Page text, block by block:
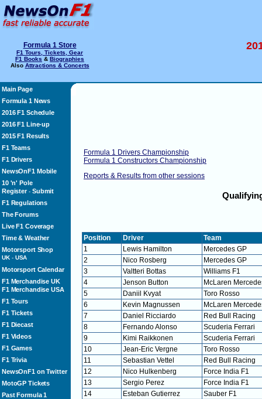
Formula 1 Store
F1 Tours, Tickets, Gear
F1 Books & Biographies
Also Attractions & Concerts
Main Page
Formula 1 News
2016 F1 Schedule
2016 F1 Line-up
2015 F1 Results
F1 Teams
F1 Drivers
NewsOnF1 Mobile
10 'n' Pole
Register- Submit
F1 Regulations
The Forums
Live F1 Coverage
Time & Weather
Motorsport Shop
UK- USA
Motorsport Calendar
F1 Merchandise UK
F1 Merchandise USA
F1 Tours
F1 Tickets
F1 Diecast
F1 Videos
F1 Games
F1 Trivia
NewsOnF1 on Twitter
MotoGP Tickets
Past Formula 1
Formula 1 Drivers Championship
Formula 1 Constructors Championship
Reports & Results from other sessions
Position Driver
Team
1
Lewis Hamilton
Mercedes GP
2
Nico Rosberg
Mercedes GP
3
Valtteri Bottas
Williams F1
4
Jenson Button
McLaren
5
Daniil Kvyat
Toro Rosso
6
Kevin Magnussen
McLaren
7
Daniel Ricciardo
Red Bull Racing
8
Fernando Alonso
Scuderia Ferrari
9
Kimi Raikkonen
Scuderia Ferrari
10
Jean-Eric Vergne
Toro Rosso
11
Sebastian Vettel
Red Bull Racing
12
Nico Hulkenberg
Force India F1
13
Sergio Perez
Force India F1
14
Esteban Gutierrez
Sauber F1